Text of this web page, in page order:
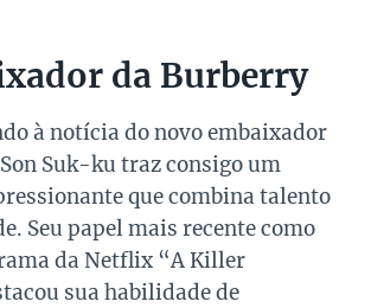
da Burberry
à notícia do novo embaixador
Suk-ku traz consigo um
que combina talento
Seu papel mais recente como
da Netflix “A Killer
sua habilidade de